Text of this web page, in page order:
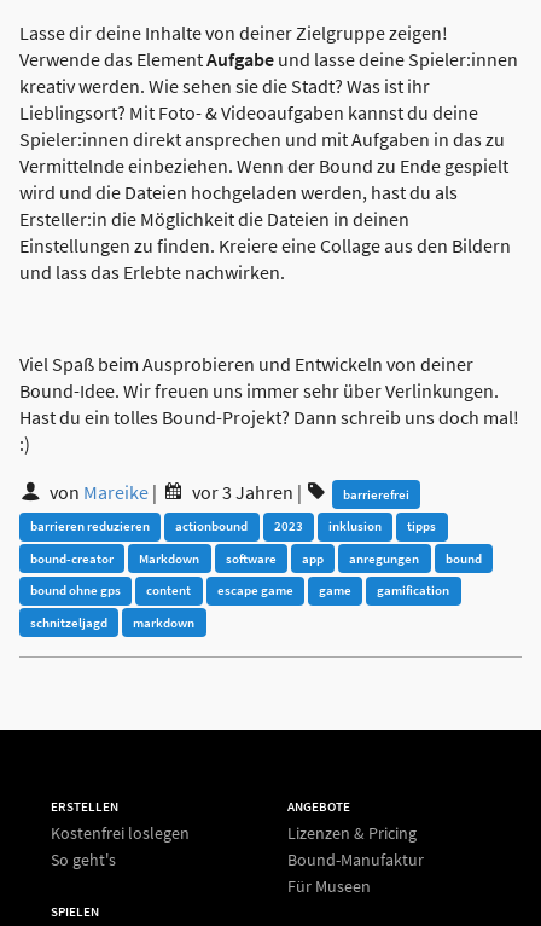
Lasse dir deine Inhalte von deiner Zielgruppe zeigen!
Verwende das ElementAufgabe und lasse deine Spieler:innen
kreativ werden. Wie sehen sie die Stadt? Was ist ihr
Lieblingsort? Mit Foto- & Videoaufgaben kannst du deine
Spieler:innen direkt ansprechen und mit Aufgaben in das zu
Vermittelnde einbeziehen. Wenn der Bound zu Ende gespielt
wird und die Dateien hochgeladen werden, hast du als
Ersteller:in die Möglichkeit die Dateien in deinen
Einstellungen zu finden. Kreiere eine Collage aus den Bildern
und lass das Erlebte nachwirken.
Viel Spaß beim Ausprobieren und Entwickeln von deiner
Bound-Idee. Wir freuen uns immer sehr über Verlinkungen.
Hast du ein tolles Bound-Projekt? Dann schreib uns doch mal!
:)
von Mareike | vor 3 Jahren |
barrierefrei
barrieren reduzieren
actionbound 2023 inklusion
tipps
bound-creator
Markdown software app anregungen
bound
bound ohne gps
content escape game game
gamification
schnitzeljagd
markdown
ERSTELLEN
Kostenfrei loslegen
So geht's
SPIELEN
ANGEBOTE
Lizenzen & Pricing
Bound-Manufaktur
Für Museen